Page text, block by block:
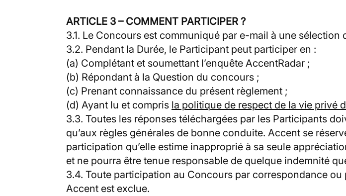
ARTICLE 3 – COMMENT PARTICIPER ?
3.1. Le Concours est communiqué par e-mail à une sélection
3.2. Pendant la Durée, le Participant peut participer en :
(a) Complétant et soumettant l’enquête AccentRadar ;
(b) Répondant à la Question du concours ;
(c) Prenant connaissance du présent règlement ;
(d) Ayant lu et compris la politique de respect de la vie privé
3.3. Toutes les réponses téléchargées par les Participants
qu’aux règles générales de bonne conduite. Accent se
participation qu’elle estime inapproprié à sa seule
et ne pourra être tenue responsable de quelque indemnité
3.4. Toute participation au Concours par correspondance
Accent est exclue.